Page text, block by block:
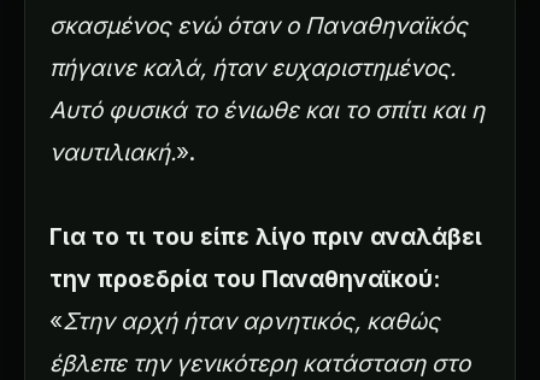
σκασμένος ενώ όταν ο Παναθηναϊκός
πήγαινε καλά, ήταν ευχαριστημένος.
Αυτό φυσικά το ένιωθε και το σπίτι και η
ναυτιλιακή.».
Για το τι του είπε λίγο πριν αναλάβει
την προεδρία του Παναθηναϊκού:
«Στην αρχή ήταν αρνητικός, καθώς
έβλεπε την γενικότερη κατάσταση στο